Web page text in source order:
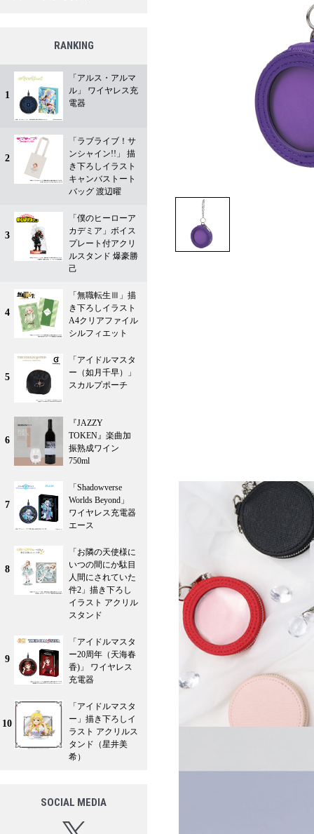
RANKING
1
「アルス・アルマ
ル」 ワイヤレス充
電器
2
「ラブライブ！サ
ンシャイン!!」 描
き下ろしイラスト
キャンバストート
バッグ 渡辺曜
3
「僕のヒーローア
カデミア」ボイス
プレート付アクリ
ルスタンド 爆豪勝
己
4
「無職転生Ⅲ」描
き下ろしイラスト
A4クリアファイル
シルフィエット
5
「アイドルマスタ
ー（如月千早）」
スカルプポーチ
6
『JAZZY
TOKEN』楽曲加
振熟成ワイン
750ml
7
「Shadowverse
Worlds Beyond」
ワイヤレス充電器
エース
8
「お隣の天使様に
いつの間にか駄目
人間にされていた
件2」描き下ろし
イラスト アクリル
スタンド
9
「アイドルマスタ
ー20周年（天海春
香)」 ワイヤレス
充電器
10
「アイドルマスタ
ー」描き下ろしイ
ラスト アクリルス
タンド（星井美
希）
SOCIAL MEDIA